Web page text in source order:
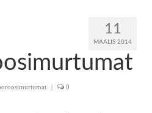
11
MAALIS 2014
| 0